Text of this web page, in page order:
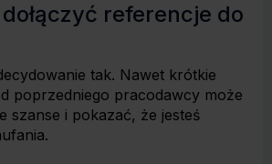
referencje do
tak. Nawet krótkie
poprzedniego pracodawcy może
szanse i pokazać, że jesteś